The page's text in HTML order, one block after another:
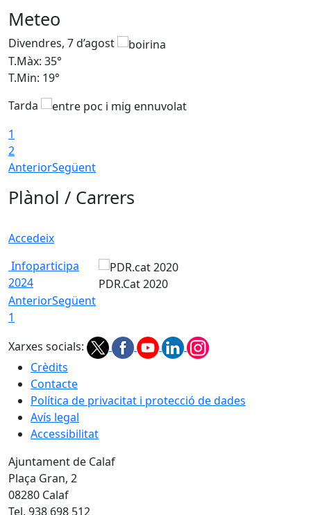
Meteo
Divendres, 7 d’agost
T.Màx: 35°
T.Min: 19°
Tarda
1
2
AnteriorSegüent
Plànol / Carrers
Accedeix
Infoparticipa
2024
PDR.Cat 2020
AnteriorSegüent
1
Xarxes socials:
Crèdits
Contacte
Política de privacitat i protecció de dades
Avís legal
Accessibilitat
Ajuntament de Calaf
Plaça Gran, 2
08280 Calaf
Tel. 938 698 512